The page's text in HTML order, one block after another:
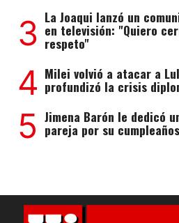
3 La Joaqui lanzó un
en televisión: "Quiero
respeto"
4 Milei volvió a atacar a
profundizó la crisis
5 Jimena Barón le dedicó
pareja por su